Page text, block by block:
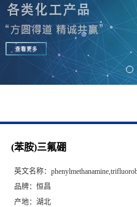
(苯胺)三氟硼
英文名称：
品牌： 恒昌
产地： 湖北